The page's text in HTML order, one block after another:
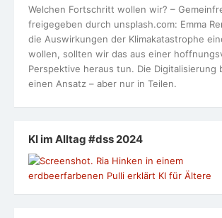
Welchen Fortschritt wollen wir? –
freigegeben durch unsplash.com: Emma
die Auswirkungen der Klimakatastrophe
wollen, sollten wir das aus einer
Perspektive heraus tun. Die
einen Ansatz – aber nur in Teilen.
KI im Alltag #dss 2024